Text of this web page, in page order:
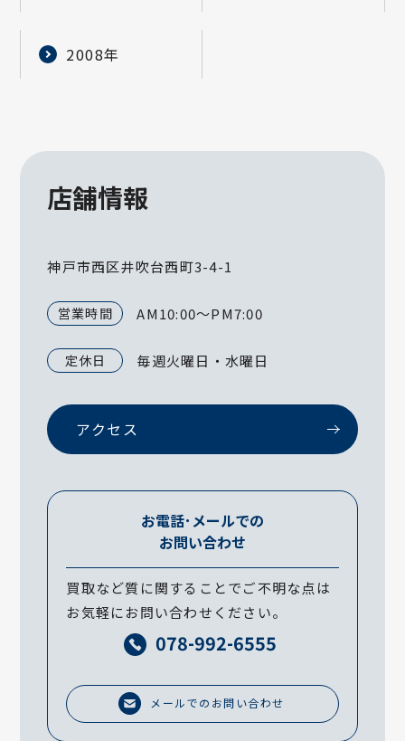
2008年
店舗情報
神戸市西区井吹台西町3-4-1
営業時間 AM10:00～PM7:00
定休日 毎週火曜日・水曜日
アクセス
お電話･メールでの
お問い合わせ
買取など質に関することでご不明な点は
お気軽にお問い合わせください。
078-992-6555
メールでのお問い合わせ